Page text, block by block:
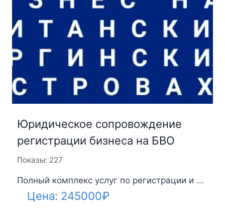
Юридическое сопровождение
регистрации бизнеса на БВО
Показы: 227
Полный комплекс услуг по регистрации и ...
Цена: 245000₽